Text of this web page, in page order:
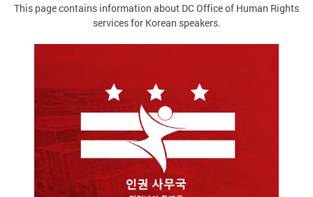
This page contains information about DC Office of Human Rights
services for Korean speakers.